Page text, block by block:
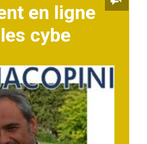
en ligne
cybe